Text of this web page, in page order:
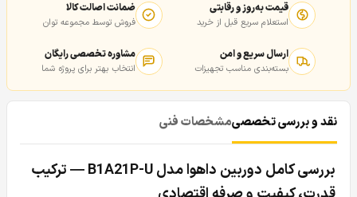
قیمت به‌روز و رقابتی
استعلام سریع قبل از خرید
ضمانت اصالت کالا
فروش توسط مجموعه توان
ارسال سریع و امن
بسته‌بندی مناسب تجهیزات
مشاوره تخصصی رایگان
انتخاب بهتر برای پروژه شما
نقد و بررسی تخصصیمشخصات فنی
بررسی کامل دوربین داهوا مدل B1A21P-U — ترکیب